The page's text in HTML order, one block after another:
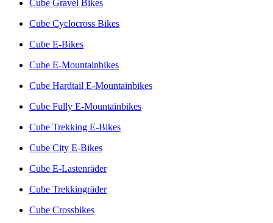
Cube Gravel Bikes
Cube Cyclocross Bikes
Cube E-Bikes
Cube E-Mountainbikes
Cube Hardtail E-Mountainbikes
Cube Fully E-Mountainbikes
Cube Trekking E-Bikes
Cube City E-Bikes
Cube E-Lastenräder
Cube Trekkingräder
Cube Crossbikes